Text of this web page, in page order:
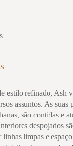
estilo refinado, Ash
assuntos. As suas
são contidas e
despojados
linhas limpas e